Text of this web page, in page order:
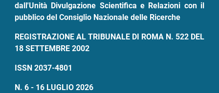
dall'Unità Divulgazione Scientifica e Relazioni con il
pubblico del Consiglio Nazionale delle Ricerche
REGISTRAZIONE AL TRIBUNALE DI ROMA N. 522 DEL
18 SETTEMBRE 2002
ISSN 2037-4801
N. 6 - 16 LUGLIO 2026